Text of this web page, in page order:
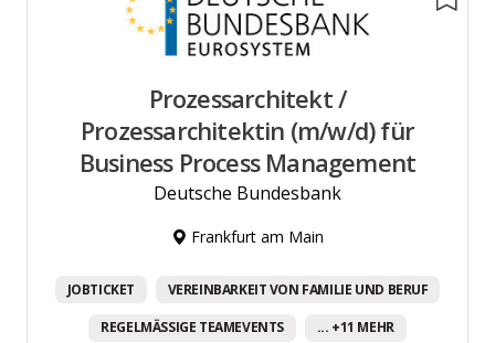
Prozessarchitekt /
Prozessarchitektin (m/w/d) für
Business Process Management
Deutsche Bundesbank
Frankfurt am Main
JOBTICKET VEREINBARKEIT VON FAMILIE UND BERUF
REGELMÄSSIGE TEAMEVENTS ... +11 MEHR